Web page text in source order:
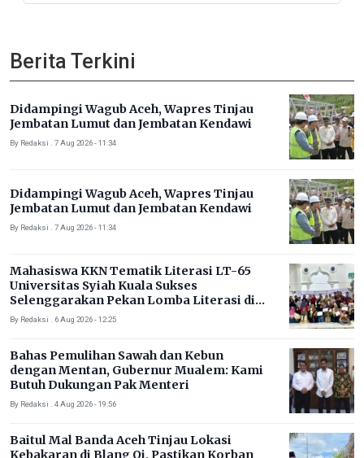
Berita Terkini
Didampingi Wagub Aceh, Wapres Tinjau
Jembatan Lumut dan Jembatan Kendawi
By Redaksi . 7 Aug 2026 - 11:34
Didampingi Wagub Aceh, Wapres Tinjau
Jembatan Lumut dan Jembatan Kendawi
By Redaksi . 7 Aug 2026 - 11:34
Mahasiswa KKN Tematik Literasi LT-65
Universitas Syiah Kuala Sukses
Selenggarakan Pekan Lomba Literasi di
Gampong Rhieng Blang
By Redaksi . 6 Aug 2026 - 12:25
Bahas Pemulihan Sawah dan Kebun
dengan Mentan, Gubernur Mualem: Kami
Butuh Dukungan Pak Menteri
By Redaksi . 4 Aug 2026 - 19:56
Baitul Mal Banda Aceh Tinjau Lokasi
Kebakaran di Blang Oi, Pastikan Korban